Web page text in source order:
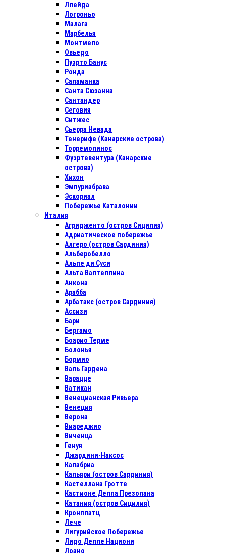
Ллейда
Логроньо
Малага
Марбелья
Монтмело
Овьедо
Пуэрто Банус
Ронда
Саламанка
Санта Сюзанна
Сантандер
Сеговия
Ситжес
Сьерра Невада
Тенерифе (Канарские острова)
Торремолинос
Фуэртевентура (Канарские
острова)
Хихон
Эмпуриабрава
Эскориал
Побережье Каталонии
Италия
Агридженто (остров Сицилия)
Адриатическое побережье
Алгеро (остров Сардиния)
Альберобелло
Альпе ди Суси
Альта Валтеллина
Анкона
Арабба
Арбатакс (остров Сардиния)
Ассизи
Бари
Бергамо
Боарио Терме
Болонья
Бормио
Валь Гардена
Варацце
Ватикан
Венецианская Ривьера
Венеция
Верона
Виареджио
Виченца
Генуя
Джардини-Наксос
Калабриа
Кальяри (остров Сардиния)
Кастеллана Гротте
Кастионе Делла Презолана
Катания (остров Сицилия)
Кронплатц
Лече
Лигурийское Побережье
Лидо Делле Национи
Лоано